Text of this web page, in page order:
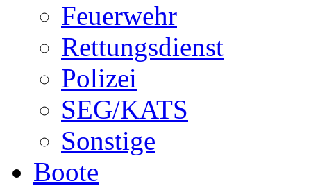
Feuerwehr
Rettungsdienst
Polizei
SEG/KATS
Sonstige
Boote